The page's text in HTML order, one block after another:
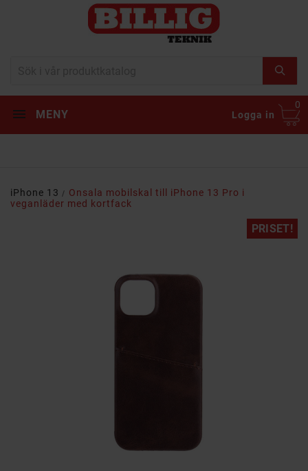
MENY Logga in
0
iPhone 13
Onsala mobilskal till iPhone 13 Pro i
veganläder med kortfack
PRISET!